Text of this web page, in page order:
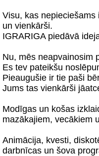
Visu, kas
un vienkārši.
IGRARIGA piedāvā
Nu, mēs neapvainosim
Es tev pateikšu
Pieaugušie ir tie paši
Jums tas vienkārši
Modīgas un košas
mazākajiem, vecākiem
Animācija, kvesti,
darbnīcas un šova